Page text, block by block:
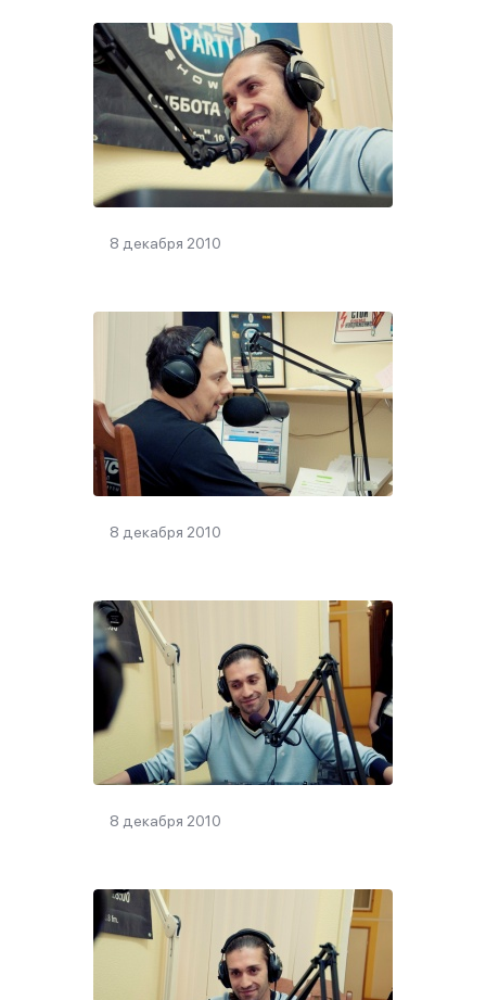
8 декабря 2010
8 декабря 2010
8 декабря 2010